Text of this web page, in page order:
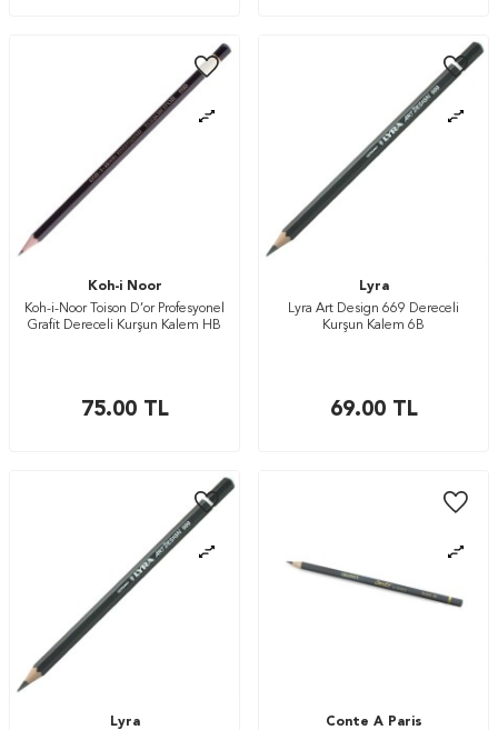
Koh-i Noor
Koh-i-Noor Toison D’or Profesyonel
Grafit Dereceli Kurşun Kalem HB
75.00TL
Lyra
Lyra Art Design 669 Dereceli
Kurşun Kalem 6B
69.00TL
Lyra
Conte A Paris